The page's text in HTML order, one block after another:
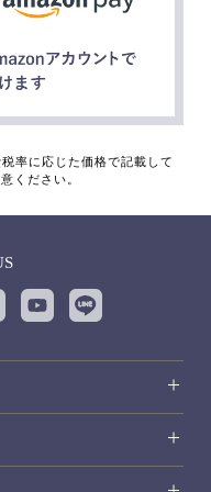
率に応じた価格で記載して
ください。